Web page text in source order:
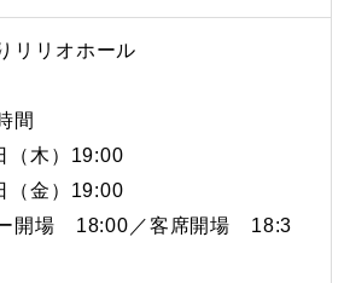
リリオホール
間
（木）19:00
（金）19:00
ー開場 18:00／客席開場 18:3